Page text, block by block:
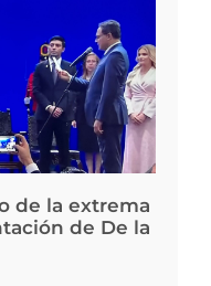
de la extrema
de De la